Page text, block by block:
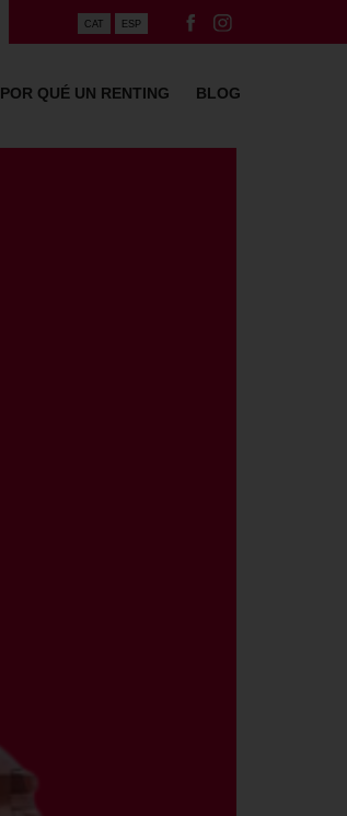
CAT ESP
POR QUÉ UN RENTING BLOG